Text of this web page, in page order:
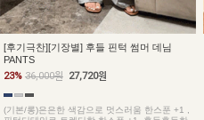
[후기극찬][기장별] 후들 핀턱 썸머 데님
PANTS
23% 36,000원 27,720원
(기본/롱)은은한 색감으로 멋스러움 한스푼 +1 ,